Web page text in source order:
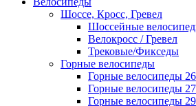
Шоссе, Кросс, Гревел
Шоссейные
Велокросс / Гревел
Трековые/Фикседы
Горные велосипеды
Горные велосипеды
Горные велосипеды
Горные велосипеды